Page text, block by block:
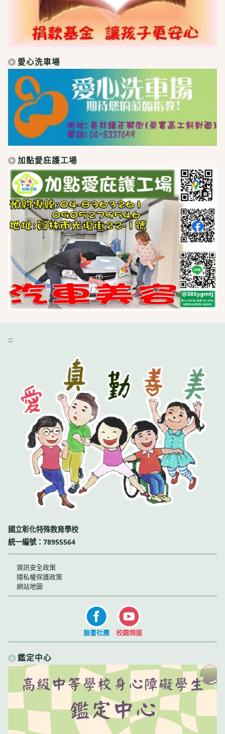
愛心洗車場
加點愛庇護工場
:::
國立彰化特殊教育學校
統一編號：78955564
資訊安全政策
隱私權保護政策
網站地圖
臉書社團 校園頻道
鑑定中心